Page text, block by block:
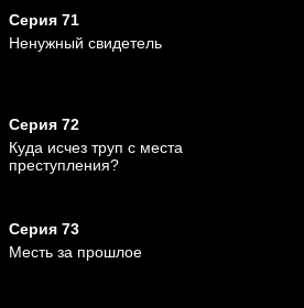
Серия 71
Ненужный свидетель
Серия 72
Куда исчез труп с места
преступления?
Серия 73
Месть за прошлое